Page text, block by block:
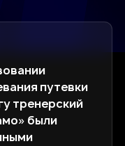
путевки
тренерский
были